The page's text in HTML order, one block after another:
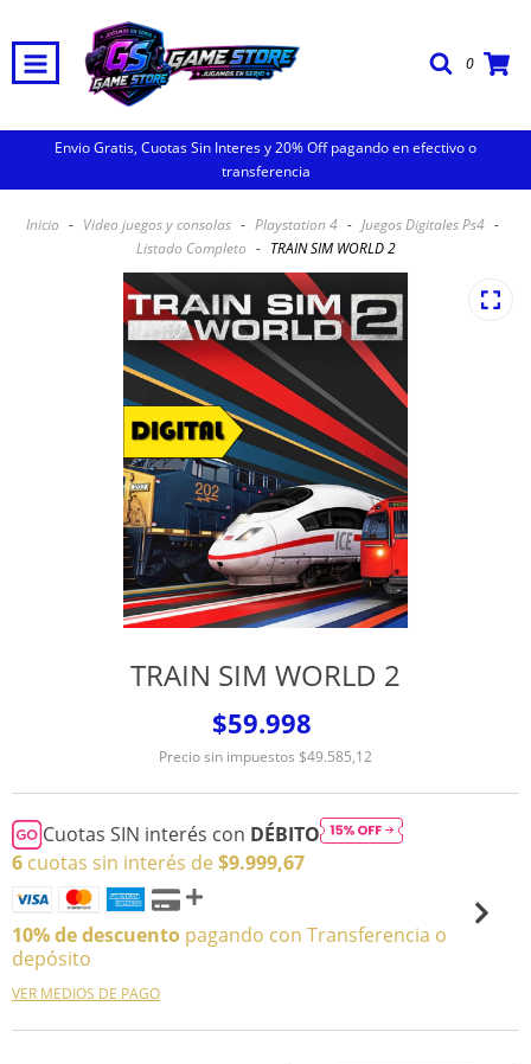
0
Envio Gratis, Cuotas Sin Interes y 20% Off pagando en efectivo o
transferencia
Inicio - Video juegos y consolas - Playstation 4 - Juegos Digitales Ps4 -
Listado Completo - TRAIN SIM WORLD 2
TRAIN SIM WORLD 2
$59.998
Precio sin impuestos $49.585,12
Cuotas SIN interés con DÉBITO
6 cuotas sin interés de $9.999,67
10% de descuento pagando con Transferencia o
depósito
VER MEDIOS DE PAGO